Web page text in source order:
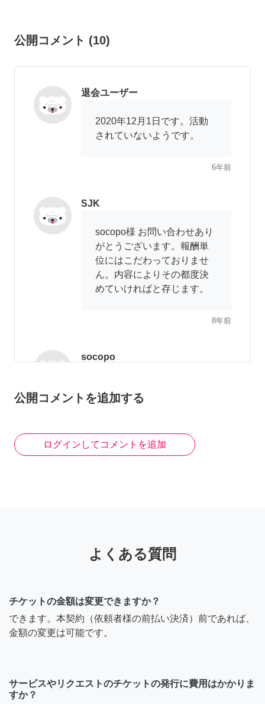
公開コメント (10)
退会ユーザー
2020年12月1日です。活動
されていないようです。
6年前
SJK
socopo様 お問い合わせあり
がとうございます。報酬単
位にはこだわっておりませ
ん。内容によりその都度決
めていければと存じます。
8年前
socopo
再度質問を投稿させていた
か?その場合、おいくら位を
想定されていますでしょう
やり取りが書き込まれまし
たが、takahiro様におかれま
してはご自分へのメッセー
ジが届いたものと勘違いな
ます。単なる事務代行は承
公開コメントを追加する
ログインしてコメントを追加
よくある質問
チケットの金額は変更できますか？
できます。本契約（依頼者様の前払い決済）前であれば、
金額の変更は可能です。
サービスやリクエストのチケットの発行に費用はかかりま
すか？